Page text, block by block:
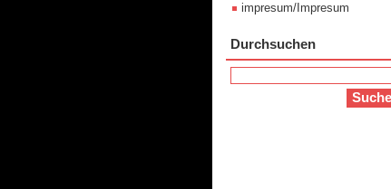
impresum/Impresum
Durchsuchen